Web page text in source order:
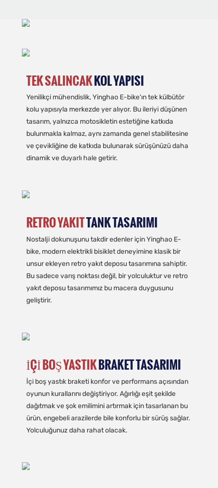
TEK SALINCAKKOL YAPISI
Yenilikçi mühendislik, Yinghao E-bike'ın tek külbütör
kolu yapısıyla merkezde yer alıyor. Bu ileriyi düşünen
tasarım, yalnızca motosikletin estetiğine katkıda
bulunmakla kalmaz, aynı zamanda genel stabilitesine
ve çevikliğine de katkıda bulunarak sürüşünüzü daha
dinamik ve duyarlı hale getirir.
RETRO YAKITTANK TASARIMI
Nostalji dokunuşunu takdir edenler için Yinghao E-
bike, modern elektrikli bisiklet deneyimine klasik bir
unsur ekleyen retro yakıt deposu tasarımına sahiptir.
Bu sadece varış noktası değil, bir yolculuktur ve retro
yakıt deposu tasarımımız bu macera duygusunu
geliştirir.
İÇI BOŞ YASTIKBRAKET TASARIMI
İçi boş yastık braketi konfor ve performans açısından
oyunun kurallarını değiştiriyor. Ağırlığı eşit şekilde
dağıtmak ve şok emilimini artırmak için tasarlanan bu
ürün, engebeli arazilerde bile konforlu bir sürüş sağlar.
Yolculuğunuz daha rahat olacak.